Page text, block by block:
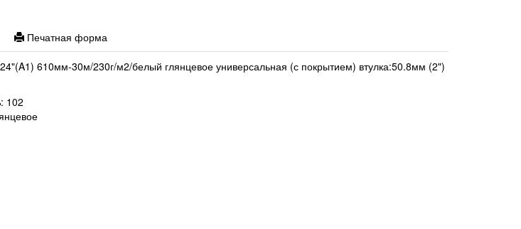
Печатная форма
610мм-30м/230г/м2/белый глянцевое универсальная (с покрытием) втулка:50.8мм (2")
: 102